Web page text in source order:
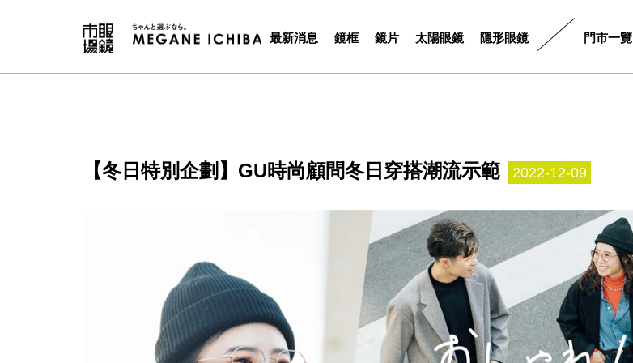
最新消息 鏡框 鏡片 太陽眼鏡 隱形眼鏡 門市一覽
【冬日特別企劃】GU時尚顧問冬日穿搭潮流示範 2022-12-09